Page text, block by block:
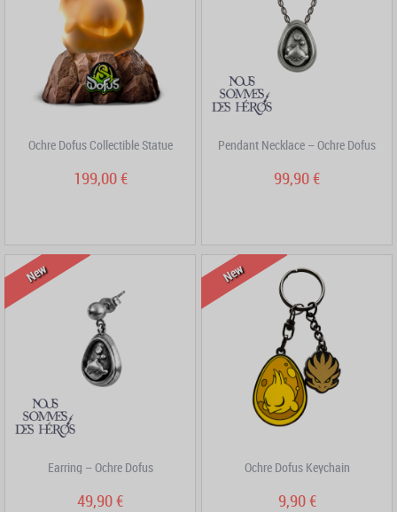
Ochre Dofus Collectible Statue
199,00 €
Pendant Necklace – Ochre Dofus
99,90 €
New
Earring – Ochre Dofus
49,90 €
New
Ochre Dofus Keychain
9,90 €